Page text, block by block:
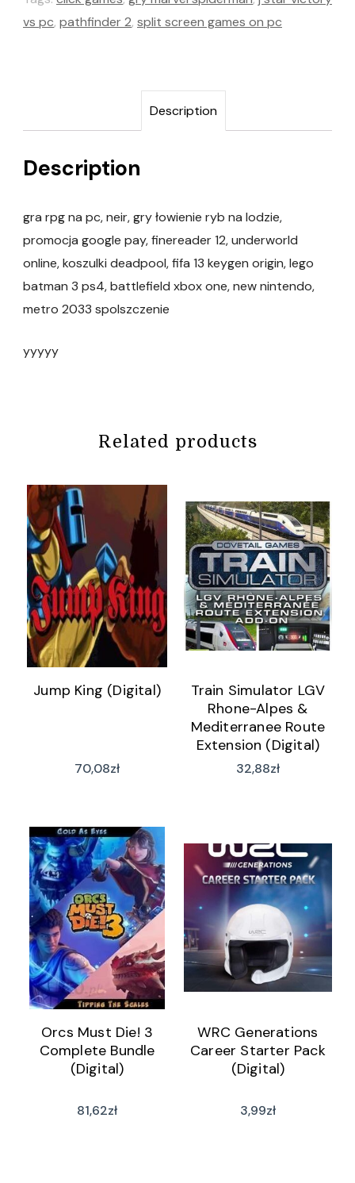
vs pc, pathfinder 2, split screen games on pc
Description
Description
gra rpg na pc, neir, gry łowienie ryb na lodzie,
promocja google pay, finereader 12, underworld
online, koszulki deadpool, fifa 13 keygen origin, lego
batman 3 ps4, battlefield xbox one, new nintendo,
metro 2033 spolszczenie
yyyyy
Related products
Jump King (Digital)
70,08zł
Train Simulator LGV
Rhone-Alpes &
Mediterranee Route
Extension (Digital)
32,88zł
Orcs Must Die! 3
Complete Bundle
(Digital)
81,62zł
WRC Generations
Career Starter Pack
(Digital)
3,99zł